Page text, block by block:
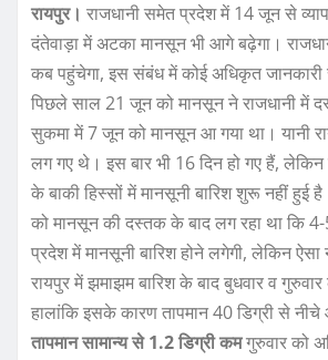
रायपुर। राजधानी समेत प्रदेश में 14 जून से
दंतेवाड़ा में अटका मानसून भी आगे बढ़ेगा।
कब पहुंचेगा, इस संबंध में कोई अधिकृत जानकारी
पिछले साल 21 जून को मानसून ने राजधानी में
सुकमा में 7 जून को मानसून आ गया था। यानी
लग गए थे। इस बार भी 16 दिन हो गए हैं,
के बाकी हिस्सों में मानसूनी बारिश शुरू नहीं हुई
को मानसून की दस्तक के बाद लग रहा था कि 4-
प्रदेश में मानसूनी बारिश होने लगेगी, लेकिन
रायपुर में झमाझम बारिश के बाद बुधवार व गुरुवार
हालांकि इसके कारण तापमान 40 डिग्री से
तापमान सामान्य से 1.2 डिग्री कमगुरुवार को